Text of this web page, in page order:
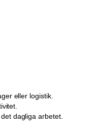
eller logistik.
dagliga arbetet.